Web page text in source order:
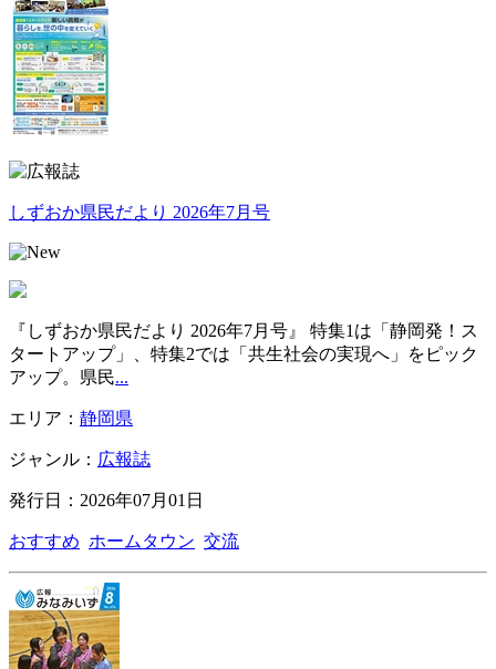
しずおか県民だより 2026年7月号
『しずおか県民だより 2026年7月号』 特集1は「静岡発！ス
タートアップ」、特集2では「共生社会の実現へ」をピック
アップ。県民...
エリア： 静岡県
ジャンル： 広報誌
発行日：2026年07月01日
おすすめ ホームタウン 交流